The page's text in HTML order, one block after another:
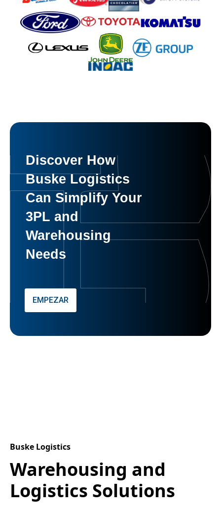
Discover How
Buske Logistics
Can Simplify Your
3PL and
Warehousing
Needs
EMPEZAR
Buske Logistics
Warehousing and
Logistics Solutions